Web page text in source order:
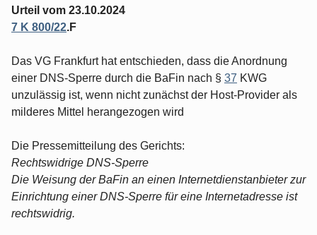
Urteil vom 23.10.2024
7 K 800/22.F
Das VG Frankfurt hat entschieden, dass die Anordnung
einer DNS-Sperre durch die BaFin nach § 37 KWG
unzulässig ist, wenn nicht zunächst der Host-Provider als
milderes Mittel herangezogen wird
Die Pressemitteilung des Gerichts:
Rechtswidrige DNS-Sperre
Die Weisung der BaFin an einen Internetdienstanbieter zur
Einrichtung einer DNS-Sperre für eine Internetadresse ist
rechtswidrig.